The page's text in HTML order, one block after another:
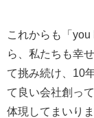
これからも「
ら、私たちも幸
て挑み続け、10
て良い会社創っ
体現してまいりま